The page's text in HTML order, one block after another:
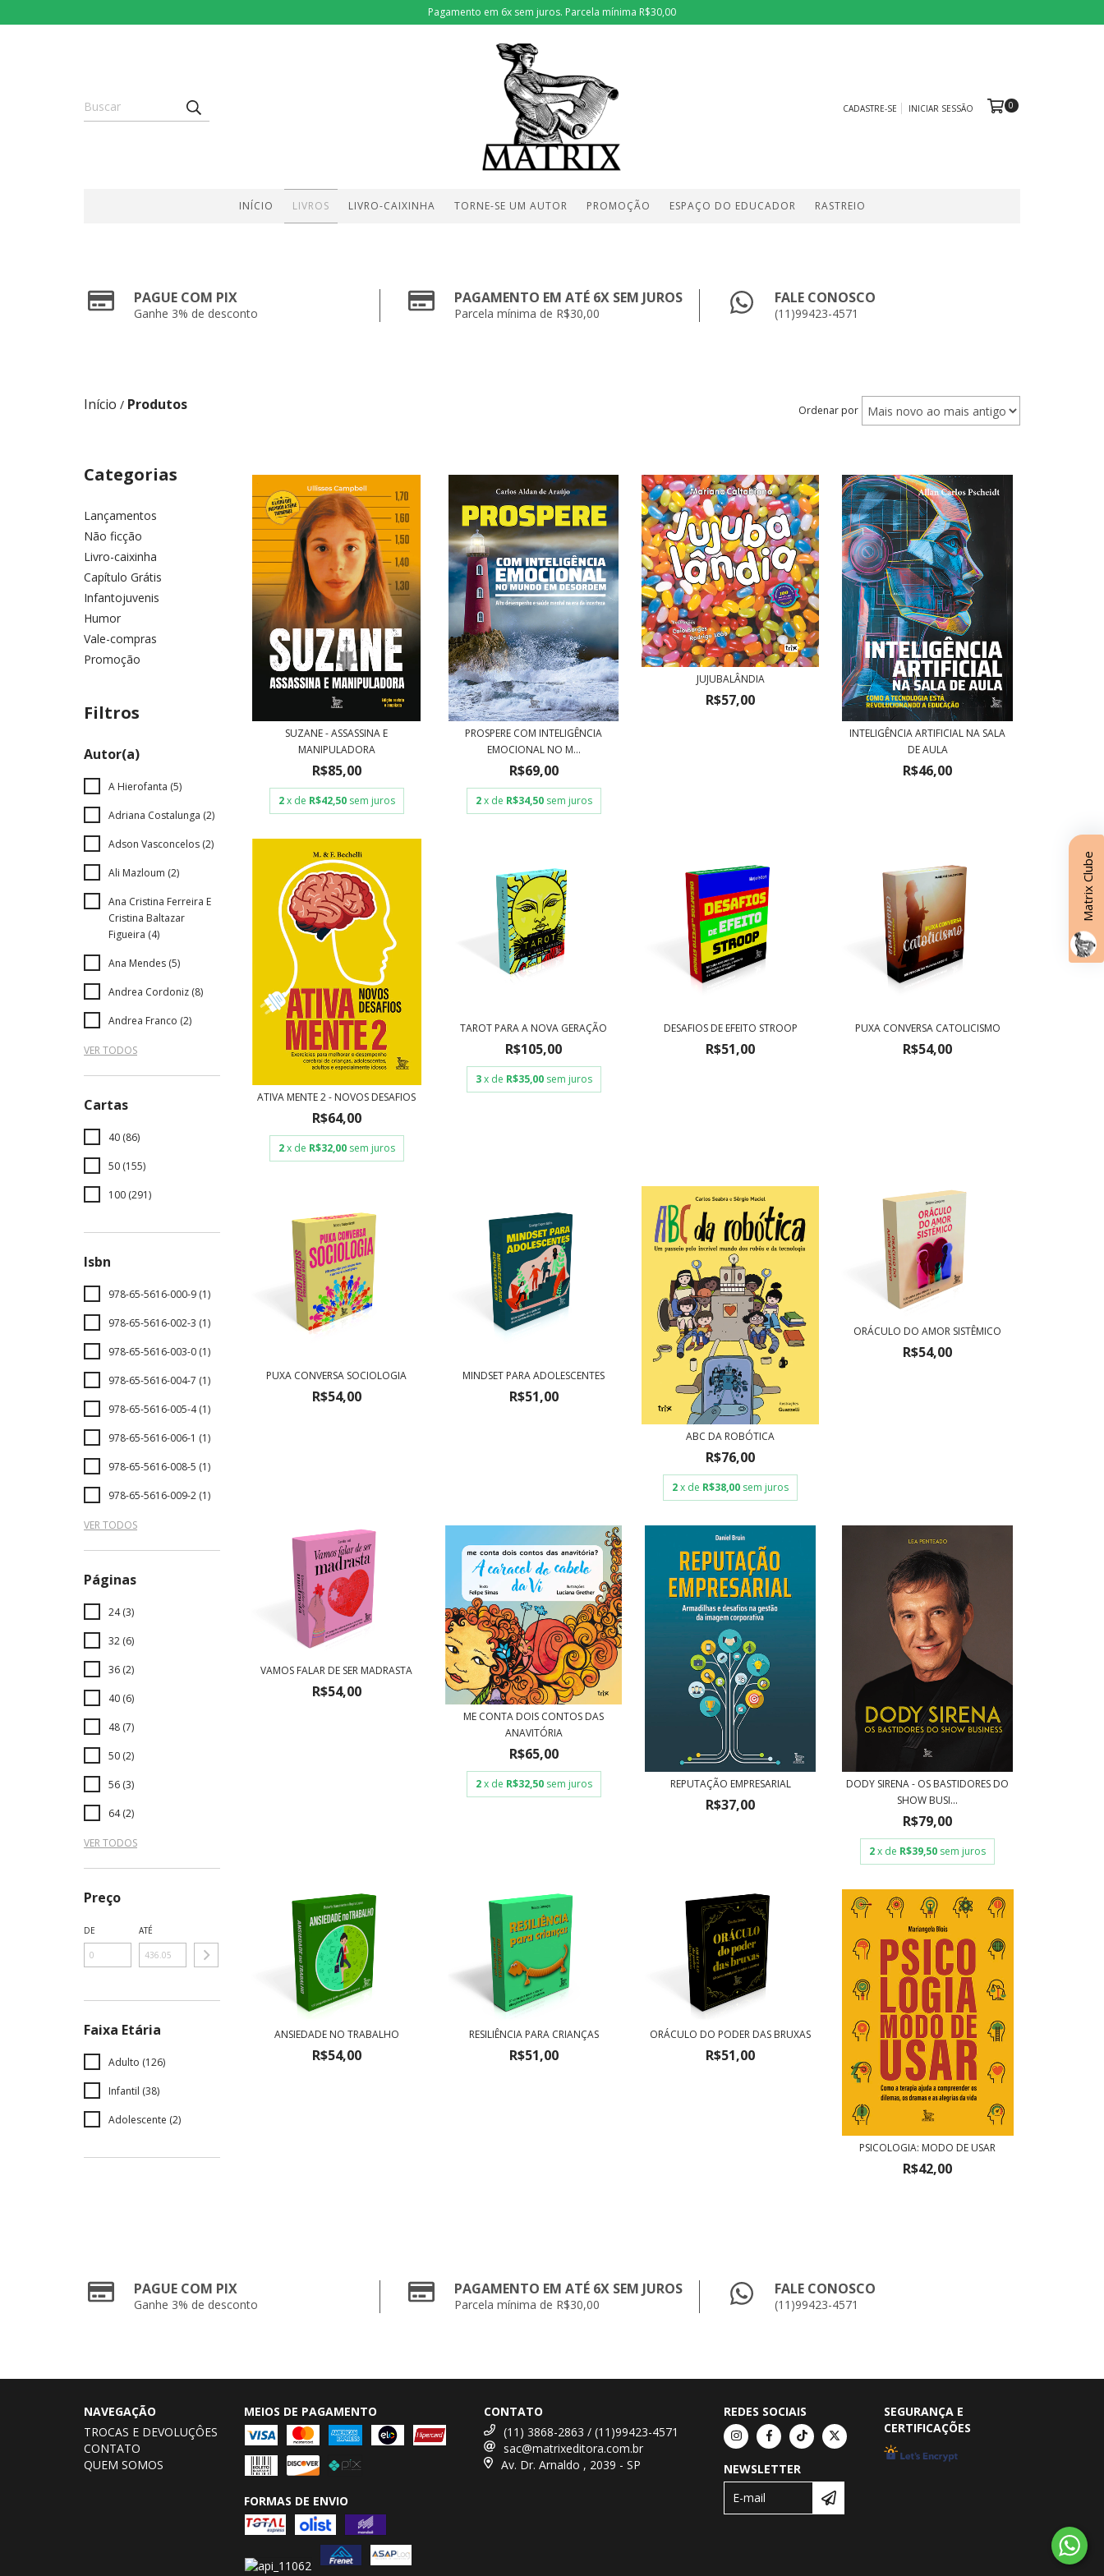
Pagamento em 6x sem juros. Parcela mínima R$30,00
CADASTRE-SE INICIAR SESSÃO 0
INÍCIO LIVROS LIVRO-CAIXINHA TORNE-SE UM AUTOR PROMOÇÃO ESPAÇO DO EDUCADOR RASTREIO
PAGUE COM PIX
Ganhe 3% de desconto
PAGAMENTO EM ATÉ 6X SEM JUROS
Parcela mínima de R$30,00
FALE CONOSCO
(11)99423-4571
Início / Produtos Ordenar por
Categorias
Lançamentos
Não ficção
Livro-caixinha
Capítulo Grátis
Infantojuvenis
Humor
Vale-compras
Promoção
Filtros
Autor(a)
A Hierofanta (5)
Adriana Costalunga (2)
Adson Vasconcelos (2)
Ali Mazloum (2)
Ana Cristina Ferreira E
Cristina Baltazar
Figueira (4)
Ana Mendes (5)
Andrea Cordoniz (8)
Andrea Franco (2)
VER TODOS
Cartas
40 (86)
50 (155)
100 (291)
Isbn
978-65-5616-000-9 (1)
978-65-5616-002-3 (1)
978-65-5616-003-0 (1)
978-65-5616-004-7 (1)
978-65-5616-005-4 (1)
978-65-5616-006-1 (1)
978-65-5616-008-5 (1)
978-65-5616-009-2 (1)
VER TODOS
Páginas
24 (3)
32 (6)
36 (2)
40 (6)
48 (7)
50 (2)
56 (3)
64 (2)
VER TODOS
Preço
DE ATÉ
Faixa Etária
Adulto (126)
Infantil (38)
Adolescente (2)
SUZANE - ASSASSINA E
MANIPULADORA
R$85,00
2x de R$42,50 sem juros
PROSPERE COM INTELIGÊNCIA
EMOCIONAL NO M...
R$69,00
2 x de R$34,50 sem juros
JUJUBALÂNDIA
R$57,00
INTELIGÊNCIA ARTIFICIAL NA SALA
DE AULA
R$46,00
ATIVA MENTE 2 - NOVOS DESAFIOS
R$64,00
2x de R$32,00 sem juros
TAROT PARA A NOVA GERAÇÃO
R$105,00
3 x de R$35,00 sem juros
DESAFIOS DE EFEITO STROOP
R$51,00
PUXA CONVERSA CATOLICISMO
R$54,00
PUXA CONVERSA SOCIOLOGIA
R$54,00
MINDSET PARA ADOLESCENTES
R$51,00
ABC DA ROBÓTICA
R$76,00
2x de R$38,00 sem juros
ORÁCULO DO AMOR SISTÊMICO
R$54,00
VAMOS FALAR DE SER MADRASTA
R$54,00
ME CONTA DOIS CONTOS DAS
ANAVITÓRIA
R$65,00
2 x de R$32,50 sem juros REPUTAÇÃO EMPRESARIAL
R$37,00
DODY SIRENA - OS BASTIDORES DO
SHOW BUSI...
R$79,00
2x de R$39,50 sem juros
ANSIEDADE NO TRABALHO
R$54,00
RESILIÊNCIA PARA CRIANÇAS
R$51,00
ORÁCULO DO PODER DAS BRUXAS
R$51,00
PSICOLOGIA: MODO DE USAR
R$42,00
PAGUE COM PIX
Ganhe 3% de desconto
PAGAMENTO EM ATÉ 6X SEM JUROS
Parcela mínima de R$30,00
FALE CONOSCO
(11)99423-4571
NAVEGAÇÃO
TROCAS E DEVOLUÇÔES
CONTATO
QUEM SOMOS
MEIOS DE PAGAMENTO
FORMAS DE ENVIO
CONTATO
(11) 3868-2863 / (11)99423-4571
sac@matrixeditora.com.br
Av. Dr. Arnaldo , 2039 - SP
REDES SOCIAIS
NEWSLETTER
SEGURANÇA E
CERTIFICAÇÕES
Matrix Clube